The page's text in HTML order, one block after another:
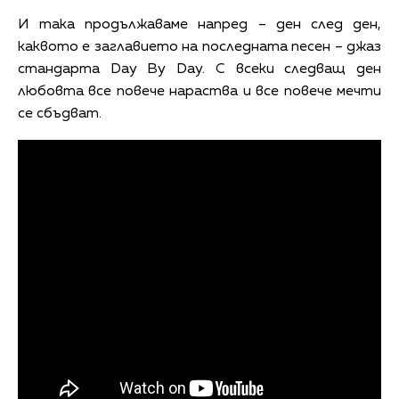
И така продължаваме напред – ден след ден,
каквото е заглавието на последната песен – джаз
стандарта Day By Day. С всеки следващ ден
любовта все повече нараства и все повече мечти
се сбъдват.